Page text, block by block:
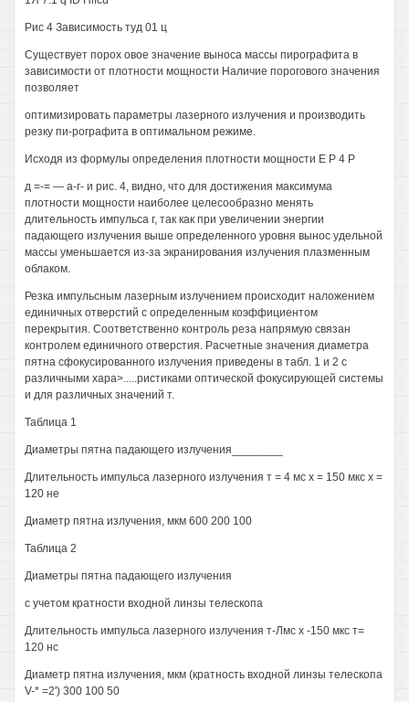
Рис 4 Зависимость туд 01 ц
Существует порох овое значение выноса массы пирографита в
зависимости от плотности мощности Наличие порогового значения
позволяет
оптимизировать параметры лазерного излучения и производить
резку пи-рографита в оптимальном режиме.
Исходя из формулы определения плотности мощности Е Р 4 Р
д =-= — а-г- и рис. 4, видно, что для достижения максимума
плотности мощности наиболее целесообразно менять
длительность импульса г, так как при увеличении энергии
падающего излучения выше определенного уровня вынос удельной
массы уменьшается из-за экранирования излучения плазменным
облаком.
Резка импульсным лазерным излучением происходит наложением
единичных отверстий с определенным коэффициентом
перекрытия. Соответственно контроль реза напрямую связан
контролем единичного отверстия. Расчетные значения диаметра
пятна сфокусированного излучения приведены в табл. 1 и 2 с
различными хара>.....ристиками оптической фокусирующей системы
и для различных значений т.
Таблица 1
Диаметры пятна падающего излучения________
Длительность импульса лазерного излучения т = 4 мс х = 150 мкс х =
120 не
Диаметр пятна излучения, мкм 600 200 100
Таблица 2
Диаметры пятна падающего излучения
с учетом кратности входной линзы телескопа
Длительность импульса лазерного излучения т-Лмс х -150 мкс т=
120 нс
Диаметр пятна излучения, мкм (кратность входной линзы телескопа
V-* =2') 300 100 50